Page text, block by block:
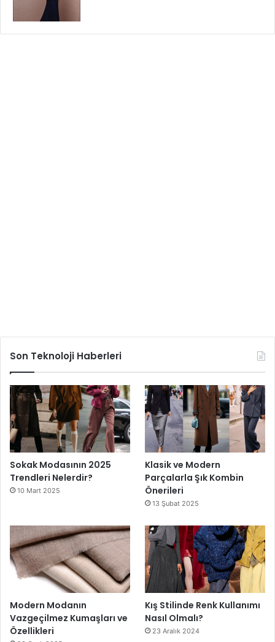
Son Teknoloji Haberleri
Sokak Modasının 2025
Trendleri Nelerdir?
10 Mart 2025
Klasik ve Modern
Parçalarla Şık Kombin
Önerileri
13 Şubat 2025
Modern Modanın
Vazgeçilmez Kumaşları ve
Özellikleri
Kış Stilinde Renk Kullanımı
Nasıl Olmalı?
23 Aralık 2024